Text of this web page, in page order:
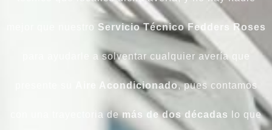
mejor que nuestro Servicio Técnico Fedders Roses
para ayudarle a solventar cualquier avería que
Aire Acondicionado, pues contamos
con una trayectoria demás de dos décadas lo que